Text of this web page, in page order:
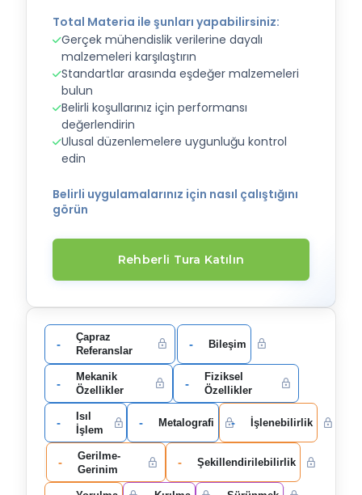
Total Materia ile şunları yapabilirsiniz:
Gerçek mühendislik verilerine dayalı
malzemeleri karşılaştırın
Standartlar arasında eşdeğer malzemeleri
bulun
Belirli koşullarınız için performansı
değerlendirin
Ulusal düzenlemelere uygunluğu kontrol
edin
Belirli uygulamalarınız için nasıl çalıştığını
görün
Rehberli Tura Katılın
-
Çapraz
Referanslar
- Bileşim
-
Mekanik
Özellikler
-
Fiziksel
Özellikler
-
Isıl
İşlem
- Metalografi - İşlenebilirlik
-
Gerilme-
Gerinim
- Şekillendirilebilirlik